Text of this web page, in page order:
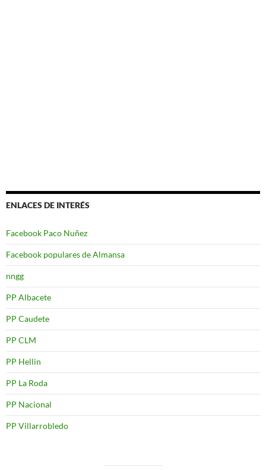
ENLACES DE INTERÉS
Facebook Paco Nuñez
Facebook populares de Almansa
nngg
PP Albacete
PP Caudete
PP CLM
PP Hellin
PP La Roda
PP Nacional
PP Villarrobledo